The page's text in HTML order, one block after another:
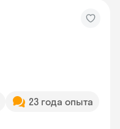
23 года опыта